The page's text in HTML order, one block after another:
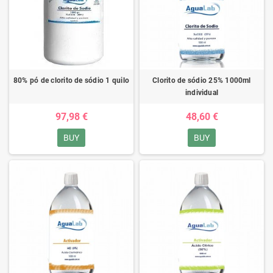
80% pó de clorito de sódio 1 quilo
97,98 €
BUY
Clorito de sódio 25% 1000ml
individual
48,60 €
BUY